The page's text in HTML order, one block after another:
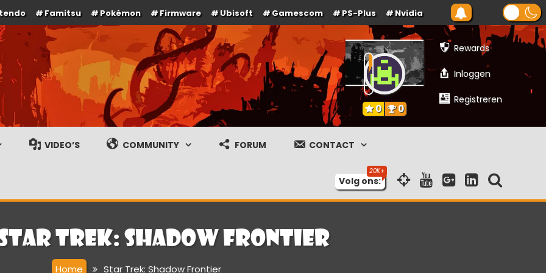
Famitsu Pokémon Firmware Ubisoft Gamescom PS-Plus Nvidia
gameplay streams
Rewards
Inloggen
Registreren
0 0
VIDEO’S COMMUNITY FORUM CONTACT
Volg ons:
Trek: Shadow Frontier
Home Star Trek: Shadow Frontier